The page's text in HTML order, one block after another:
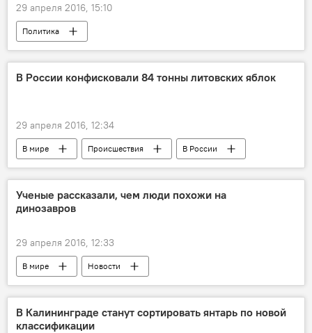
29 апреля 2016, 15:10
Политика
В России конфисковали 84 тонны литовских яблок
29 апреля 2016, 12:34
В мире Происшествия
В России
Санкции против России: палка о двух концах
Ученые рассказали, чем люди похожи на
динозавров
29 апреля 2016, 12:33
В мире Новости
В Калининграде станут сортировать янтарь по новой
классификации